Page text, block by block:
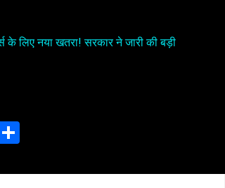
नया खतरा! सरकार ने जारी की बड़ी
ar